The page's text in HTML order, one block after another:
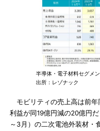
半導体・電子材料セグメ
出所：レゾナック
モビリティの売上高は前年
利益が同19億円減の20億円
～3月）の二次電池外装材・